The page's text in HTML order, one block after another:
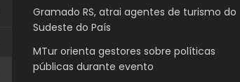
Gramado RS, atrai agentes de turismo do
Sudeste do País
MTur orienta gestores sobre políticas
públicas durante evento